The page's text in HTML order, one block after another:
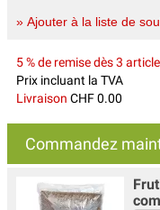
» Ajouter à la liste de
5 % de remise dès 3
Prix incluant la TVA
Livraison CHF 0.00
Commandez